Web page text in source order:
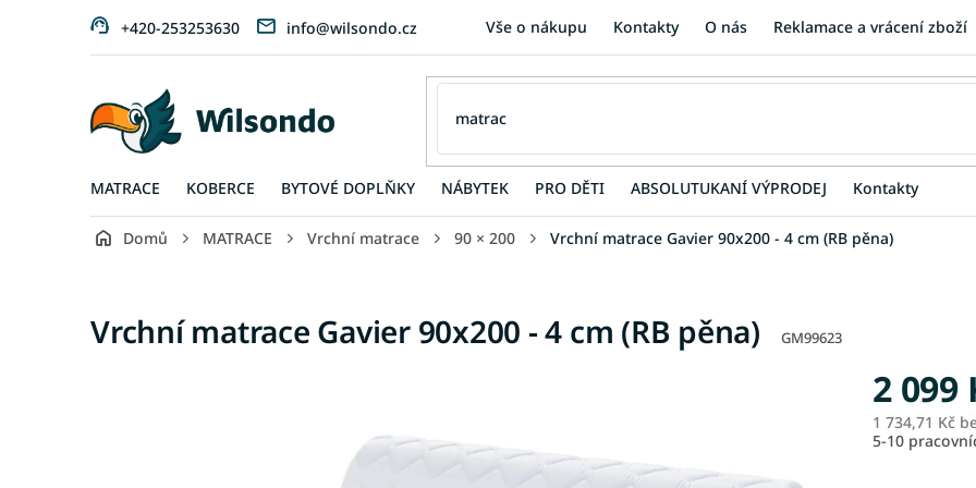
+420-253253630 info@wilsondo.cz Vše o nákupu Kontakty O nás Reklamace a vrácení zboží
MATRACE KOBERCE BYTOVÉ DOPLŇKY NÁBYTEK PRO DĚTI ABSOLUTUKANÍ VÝPRODEJ Kontakty
Domů MATRACE Vrchní matrace 90 × 200 Vrchní matrace Gavier 90x200 - 4 cm (RB pěna)
Vrchní matrace Gavier 90x200 - 4 cm (RB pěna) GM99623
2 099
1 734,71 Kč
5-10